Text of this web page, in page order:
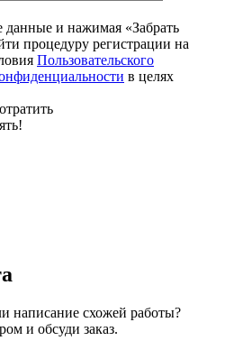
данные и нажимая «Забрать
процедуру регистрации на
Пользовательского
в целях
написание схожей работы?
и обсуди заказ.